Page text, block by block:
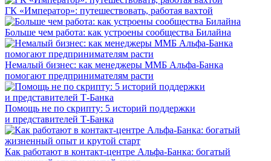
ГК «Император»: путешествовать, работая вахтой
Больше чем работа: как устроены сообщества Билайна
Немалый бизнес: как менеджеры ММБ Альфа-Банка
помогают предпринимателям расти
Помощь не по скрипту: 5 историй поддержки
и представителей Т-Банка
Как работают в контакт-центре Альфа-Банка: богатый